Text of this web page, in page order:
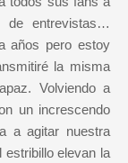
de entrevistas…
años pero estoy
la misma
Volviendo a
un increscendo
a agitar nuestra
estribillo elevan la